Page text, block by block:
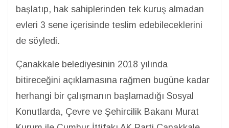
başlatıp, hak sahiplerinden tek kuruş almadan
evleri 3 sene içerisinde teslim edebileceklerini
de söyledi.
Çanakkale belediyesinin 2018 yılında
bitireceğini açıklamasına rağmen bugüne kadar
herhangi bir çalışmanın başlamadığı Sosyal
Konutlarda, Çevre ve Şehircilik Bakanı Murat